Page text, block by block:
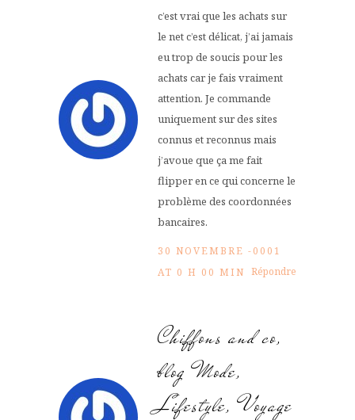
c’est vrai que les achats sur
le net c’est délicat, j’ai jamais
eu trop de soucis pour les
achats car je fais vraiment
attention. Je commande
uniquement sur des sites
connus et reconnus mais
j’avoue que ça me fait
flipper en ce qui concerne le
problème des coordonnées
bancaires.
30 NOVEMBRE -0001
AT 0 H 00 MIN Répondre
Chiffons and co,
blog Mode,
Lifestyle, Voyage